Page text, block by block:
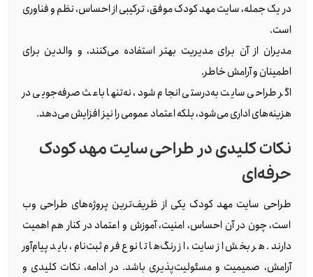
در یک جمله، سایت مهد کودک موفق، ترکیبی از احساس، نظم و فناوری
است.
مدیران از آن برای مدیریت بهتر استفاده می‌کنند، و والدین برای
اطمینان و آرامش خاطر.
اگر طراحی سایت به‌درستی انجام شود، نه‌تنها باعث صرفه‌جویی در
هزینه‌های اداری می‌شود، بلکه اعتماد عمومی را نیز افزایش می‌دهد.
نکات کلیدی در طراحی سایت مهد کودک
حرفه‌ای
طراحی سایت مهد کودک یکی از ظریف‌ترین پروژه‌های طراحی وب
است، چون در آن احساس، امنیت، آموزش و اعتماد در کنار هم اهمیت
دارند. هر بخش از سایت، از رنگ‌ها تا نوع فرم ثبت‌نام، باید پیام‌آور
آرامش، صمیمیت و مسئولیت‌پذیری باشد. در ادامه، نکات کلیدی و